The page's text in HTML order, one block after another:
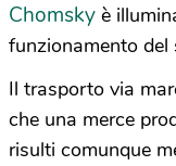
Chomsky è
funzionamento del
Il trasporto via
che una merce
risulti comunque